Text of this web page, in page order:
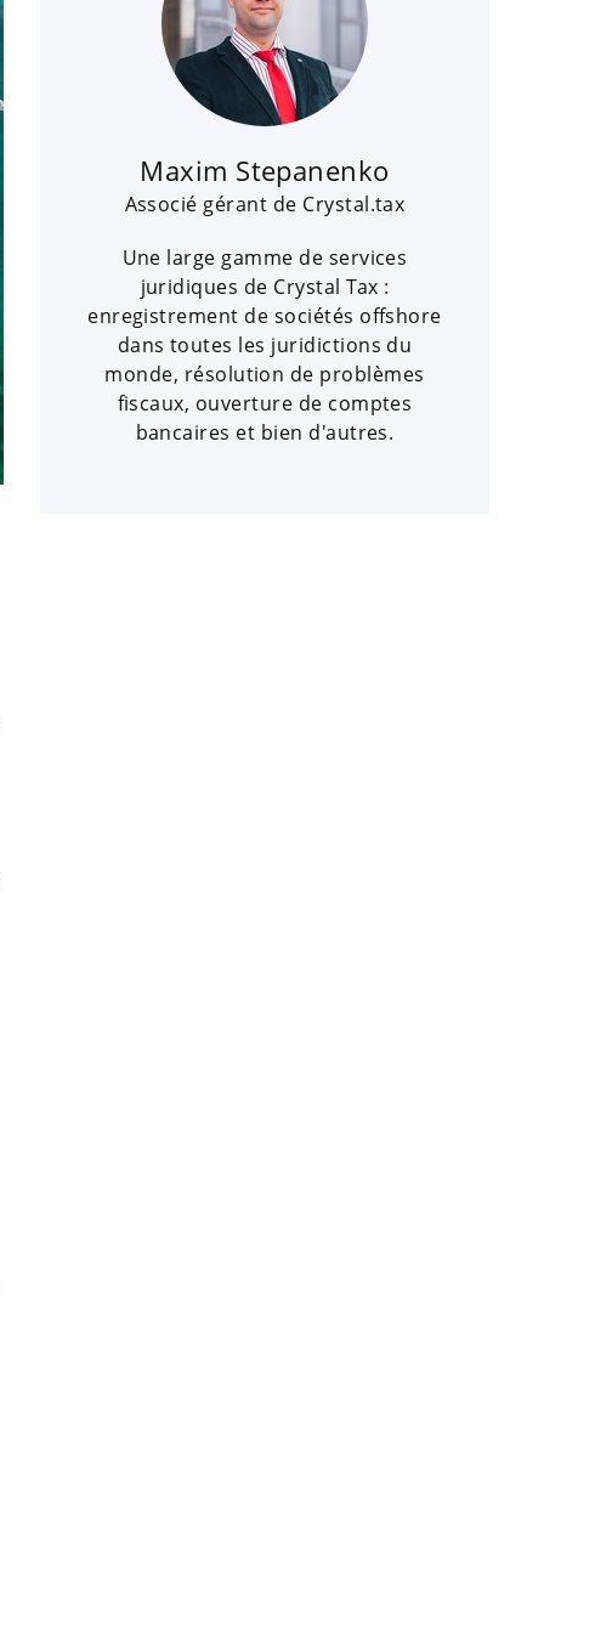
Maxim Stepanenko
Associé gérant de Crystal.tax
Une large gamme de services
juridiques de Crystal Tax :
enregistrement de sociétés offshore
dans toutes les juridictions du
monde, résolution de problèmes
fiscaux, ouverture de comptes
bancaires et bien d'autres.